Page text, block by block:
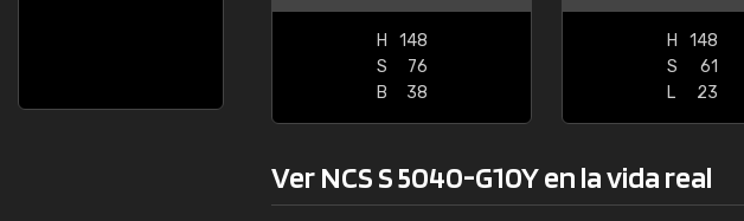
H
148
S
76
B
38
H
148
S
61
L
23
Ver NCS S 5040-G10Y en la vida real